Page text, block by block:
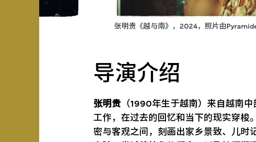
张明贵《越与南》，2024，照片由
导演介绍
张明贵 （1990年生于越南）来自越南
工作，在过去的回忆和当下的现实穿梭
密与客观之间，刻画出家乡景致、儿时